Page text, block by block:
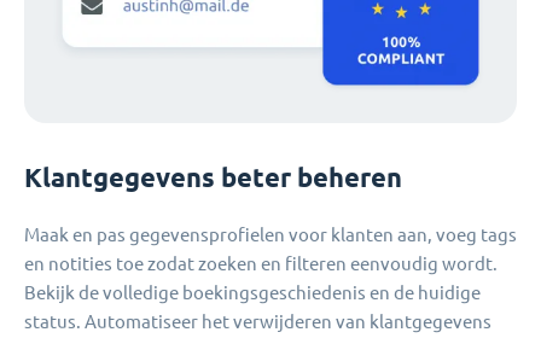
Klantgegevens beter beheren
Maak en pas gegevensprofielen voor klanten aan, voeg tags
en notities toe zodat zoeken en filteren eenvoudig wordt.
Bekijk de volledige boekingsgeschiedenis en de huidige
status. Automatiseer het verwijderen van klantgegevens